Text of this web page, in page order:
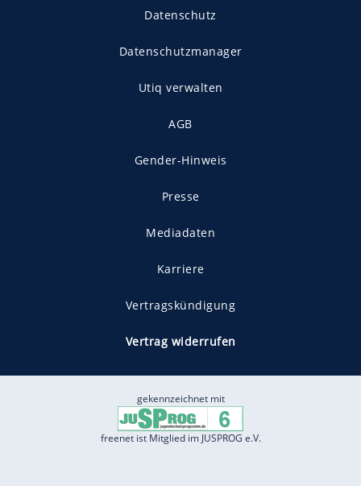
Datenschutz
Datenschutzmanager
Utiq verwalten
AGB
Gender-Hinweis
Presse
Mediadaten
Karriere
Vertragskündigung
Vertrag widerrufen
gekennzeichnet mit
freenet ist Mitglied im JUSPROG e.V.